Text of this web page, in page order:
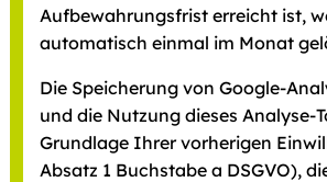
Aufbewahrungsfrist erreicht ist,
automatisch einmal im Monat
Die Speicherung von Google-
und die Nutzung dieses Analyse-
Grundlage Ihrer vorherigen
Absatz 1 Buchstabe a DSGVO),